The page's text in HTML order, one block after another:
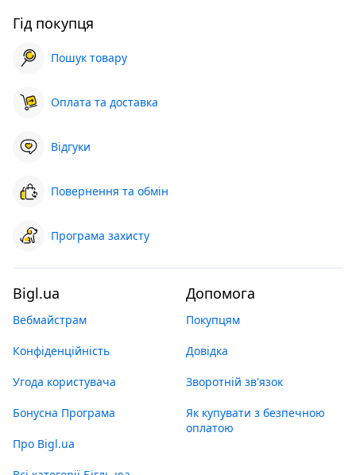
Гід покупця
Пошук товару
Оплата та доставка
Відгуки
Повернення та обмін
Програма захисту
Bigl.ua
Вебмайстрам
Конфіденційність
Угода користувача
Бонусна Програма
Про Bigl.ua
Допомога
Покупцям
Довідка
Зворотній зв'язок
Як купувати з безпечною
оплатою